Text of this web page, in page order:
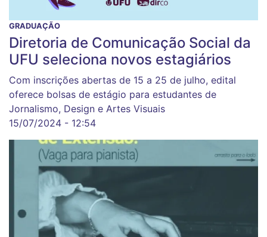
GRADUAÇÃO
Diretoria de Comunicação Social da
UFU seleciona novos estagiários
Com inscrições abertas de 15 a 25 de julho, edital
oferece bolsas de estágio para estudantes de
Jornalismo, Design e Artes Visuais
15/07/2024 - 12:54